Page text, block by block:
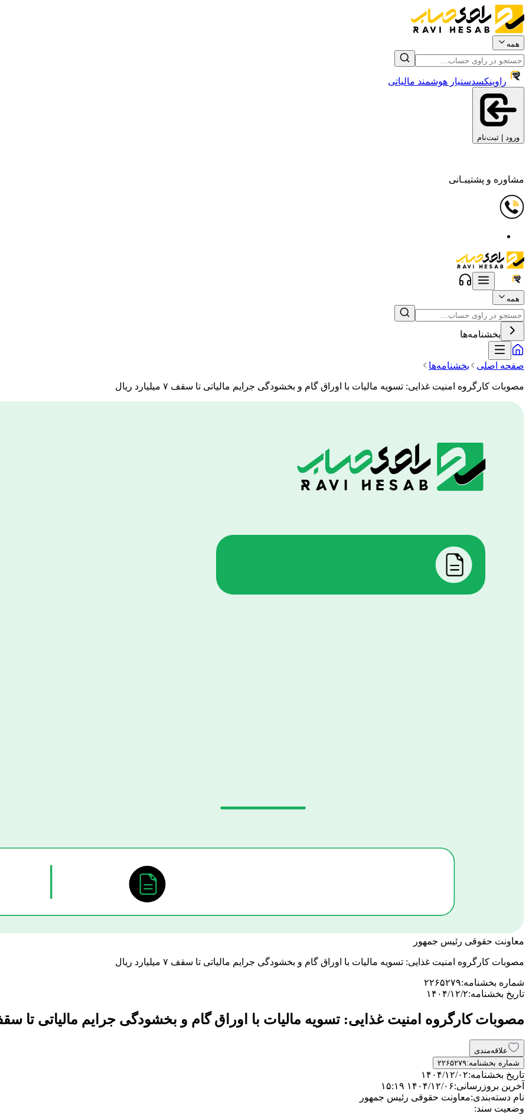
همه
راوینکسدستیار هوشمند مالیاتی
ورود | ثبت‌نام
مشاوره و پشتیبـانی
همه
بخشنامه‌ها
صفحه اصلی بخشنامه‌ها
مصوبات کارگروه امنیت غذایی: تسویه مالیات با اوراق گام و بخشودگی جرایم مالیاتی تا سقف ۷ میلیارد ریال
معاونت حقوقی رئیس جمهور
مصوبات کارگروه امنیت غذایی: تسویه مالیات با اوراق گام و بخشودگی جرایم مالیاتی تا سقف ۷ میلیارد ریال
شماره بخشنامه:۲۲۶۵۲۷۹
تاریخ بخشنامه:۱۴۰۴/۱۲/۲
مصوبات کارگروه امنیت غذایی: تسویه مالیات با اوراق گام و بخشودگی جرایم مالیاتی تا سقف ۷ میلیارد
علاقه‌مندی
شماره بخشنامه:۲۲۶۵۲۷۹
تاریخ بخشنامه:۱۴۰۴/۱۲/۰۲
آخرین بروزرسانی:۱۴۰۴/۱۲/۰۶ ۱۵:۱۹
نام دسته‌بندی:معاونت حقوقی رئیس جمهور
وضعیت سند: